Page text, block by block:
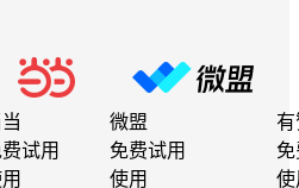
试用
微盟
免费试用
使用
有
使